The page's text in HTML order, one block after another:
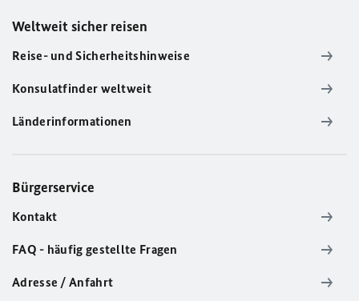
Weltweit sicher reisen
Reise- und Sicherheitshinweise
Konsulatfinder weltweit
Länderinformationen
Bürgerservice
Kontakt
FAQ - häufig gestellte Fragen
Adresse / Anfahrt